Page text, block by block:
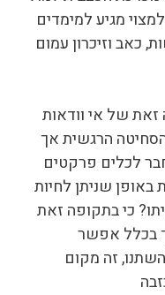
מגיע למימדים
כאב וזיכרון עמום
של אי וודאות
הרגשית אך
לכלים פרקטים
שניתן לחיות
כי בתקופה זאת
בכלל אפשר
זה מקום